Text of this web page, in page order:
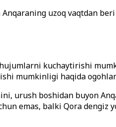
Anqaraning uzoq vaqtdan
kuchaytirishi
mumkinligi haqida
urush boshidan buyon
emas, balki Qora dengiz